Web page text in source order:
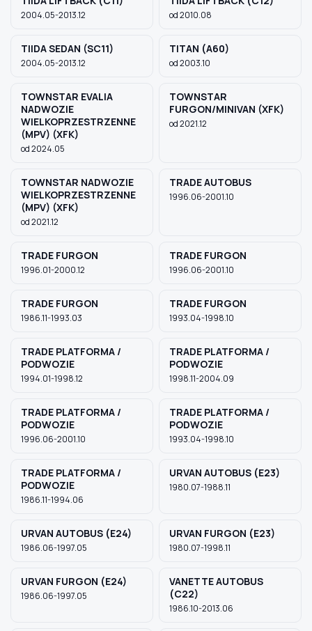
2004.05-2013.12 od 2010.08
TIIDA SEDAN (SC11)
2004.05-2013.12
TITAN (A60)
od 2003.10
TOWNSTAR EVALIA
NADWOZIE
WIELKOPRZESTRZENNE
(MPV) (XFK)
od 2024.05
TOWNSTAR
FURGON/MINIVAN (XFK)
od 2021.12
TOWNSTAR NADWOZIE
WIELKOPRZESTRZENNE
(MPV) (XFK)
od 2021.12
TRADE AUTOBUS
1996.06-2001.10
TRADE FURGON
1996.01-2000.12
TRADE FURGON
1996.06-2001.10
TRADE FURGON
1986.11-1993.03
TRADE FURGON
1993.04-1998.10
TRADE PLATFORMA /
PODWOZIE
1994.01-1998.12
TRADE PLATFORMA /
PODWOZIE
1998.11-2004.09
TRADE PLATFORMA /
PODWOZIE
1996.06-2001.10
TRADE PLATFORMA /
PODWOZIE
1993.04-1998.10
TRADE PLATFORMA /
PODWOZIE
1986.11-1994.06
URVAN AUTOBUS (E23)
1980.07-1988.11
URVAN AUTOBUS (E24)
1986.06-1997.05
URVAN FURGON (E23)
1980.07-1998.11
URVAN FURGON (E24)
1986.06-1997.05
VANETTE AUTOBUS
(C22)
1986.10-2013.06